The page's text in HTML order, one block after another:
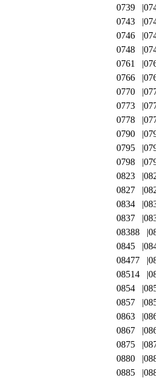
0739
0743
0746
0748
0761
0766
0770
0773
0778
0790
0795
0798
0823
0827
0834
0837
08388
0845
08477
08514
0854
0857
0863
0867
0875
0880
0885